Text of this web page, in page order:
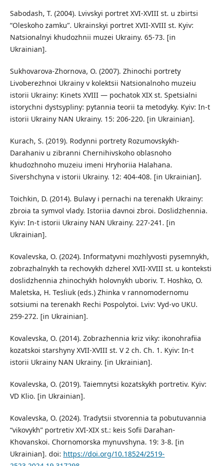
Sabodash, T. (2004). Lvivskyi portret XVI-XVIII st. u zbirtsi
“Oleskoho zamku”. Ukrainskyi portret XVII-XVIII st. Kyiv:
Natsionalnyi khudozhnii muzei Ukrainy. 65-73. [in
Ukrainian].
Sukhovarova-Zhornova, O. (2007). Zhinochi portrety
Livoberezhnoi Ukrainy v kolektsii Natsionalnoho muzeiu
istorii Ukrainy: Kinets XVIII — pochatok XIX st. Spetsialni
istorychni dystsypliny: pytannia teorii ta metodyky. Kyiv: In-t
istorii Ukrainy NAN Ukrainy. 15: 206-220. [in Ukrainian].
Kurach, S. (2019). Rodynni portrety Rozumovskykh-
Darahaniv u zibranni Chernihivskoho oblasnoho
khudozhnoho muzeiu imeni Hryhoriia Halahana.
Sivershchyna v istorii Ukrainy. 12: 404-408. [in Ukrainian].
Toichkin, D. (2014). Bulavy i pernachi na terenakh Ukrainy:
zbroia ta symvol vlady. Istoriia davnoi zbroi. Doslidzhennia.
Kyiv: In-t istorii Ukrainy NAN Ukrainy. 227-241. [in
Ukrainian].
Kovalevska, O. (2024). Informatyvni mozhlyvosti pysemnykh,
zobrazhalnykh ta rechovykh dzherel XVII-XVIII st. u konteksti
doslidzhennia zhinochykh holovnykh uboriv. T. Hoshko, O.
Maletska, H. Tesliuk (eds.) Zhinka v rannomodernomu
sotsiumi na terenakh Rechi Pospolytoi. Lviv: Vyd-vo UKU.
259-272. [in Ukrainian].
Kovalevska, O. (2014). Zobrazhennia kriz viky: ikonohrafiia
kozatskoi starshyny XVII-XVIII st. V 2 ch. Ch. 1. Kyiv: In-t
istorii Ukrainy NAN Ukrainy. [in Ukrainian].
Kovalevska, O. (2019). Taiemnytsi kozatskykh portretiv. Kyiv:
VD Klio. [in Ukrainian].
Kovalevska, O. (2024). Tradytsii stvorennia ta pobutuvannia
“vikovykh” portretiv XVI-XIX st.: keis Sofii Darahan-
Khovanskoi. Chornomorska mynuvshyna. 19: 3-8. [in
Ukrainian]. doi: https://doi.org/10.18524/2519-